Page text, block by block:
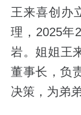
王来喜创办
理，2025年
岩。姐姐王
董事长，负
决策，为弟